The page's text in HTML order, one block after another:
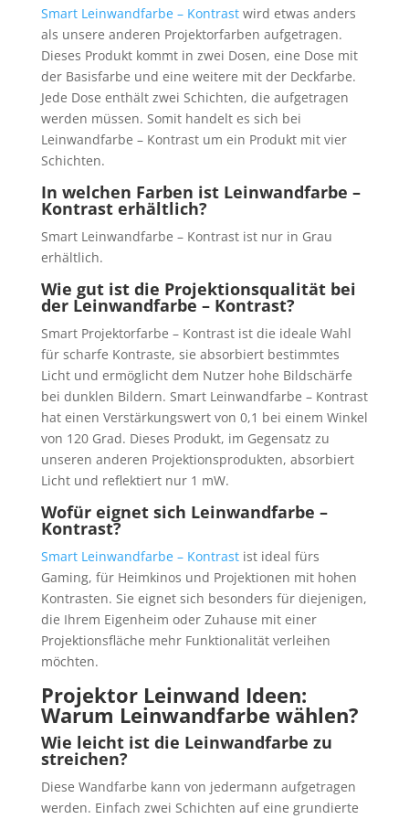
Smart Leinwandfarbe – Kontrastwird etwas anders
als unsere anderen Projektorfarben aufgetragen.
Dieses Produkt kommt in zwei Dosen, eine Dose mit
der Basisfarbe und eine weitere mit der Deckfarbe.
Jede Dose enthält zwei Schichten, die aufgetragen
werden müssen. Somit handelt es sich bei
Leinwandfarbe – Kontrast um ein Produkt mit vier
Schichten.
In welchen Farben ist Leinwandfarbe –
Kontrast erhältlich?
Smart Leinwandfarbe – Kontrast ist nur in Grau
erhältlich.
Wie gut ist die Projektionsqualität bei
der Leinwandfarbe – Kontrast?
Smart Projektorfarbe – Kontrast ist die ideale Wahl
für scharfe Kontraste, sie absorbiert bestimmtes
Licht und ermöglicht dem Nutzer hohe Bildschärfe
bei dunklen Bildern. Smart Leinwandfarbe – Kontrast
hat einen Verstärkungswert von 0,1 bei einem Winkel
von 120 Grad. Dieses Produkt, im Gegensatz zu
unseren anderen Projektionsprodukten, absorbiert
Licht und reflektiert nur 1 mW.
Wofür eignet sich Leinwandfarbe –
Kontrast?
Smart Leinwandfarbe – Kontrastist ideal fürs
Gaming, für Heimkinos und Projektionen mit hohen
Kontrasten. Sie eignet sich besonders für diejenigen,
die Ihrem Eigenheim oder Zuhause mit einer
Projektionsfläche mehr Funktionalität verleihen
möchten.
Projektor Leinwand Ideen:
Warum Leinwandfarbe wählen?
Wie leicht ist die Leinwandfarbe zu
streichen?
Diese Wandfarbe kann von jedermann aufgetragen
werden. Einfach zwei Schichten auf eine grundierte